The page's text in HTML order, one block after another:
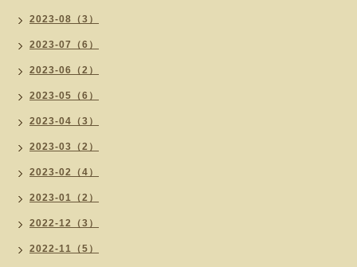
2023-08（3）
2023-07（6）
2023-06（2）
2023-05（6）
2023-04（3）
2023-03（2）
2023-02（4）
2023-01（2）
2022-12（3）
2022-11（5）